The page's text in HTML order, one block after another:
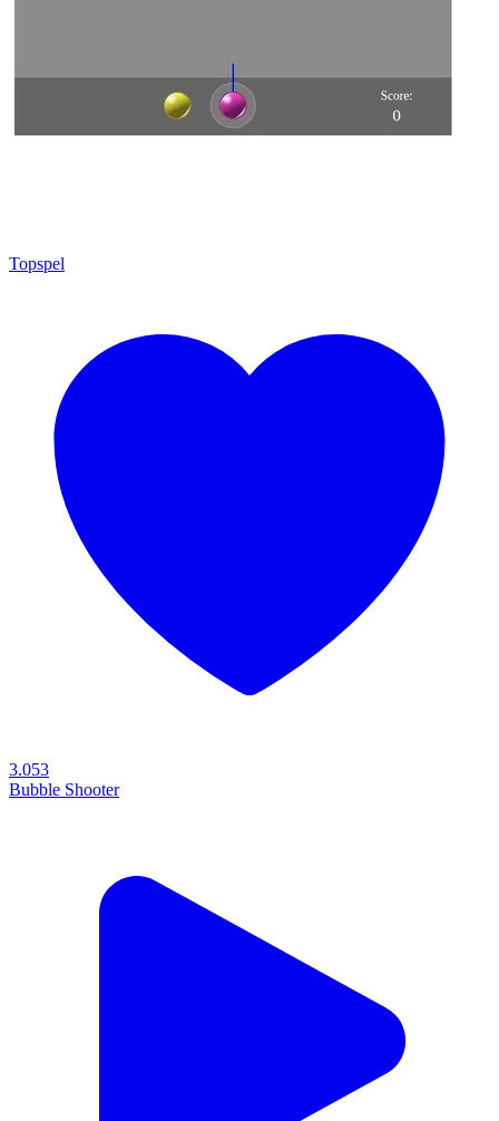
Topspel
3.053
Bubble Shooter